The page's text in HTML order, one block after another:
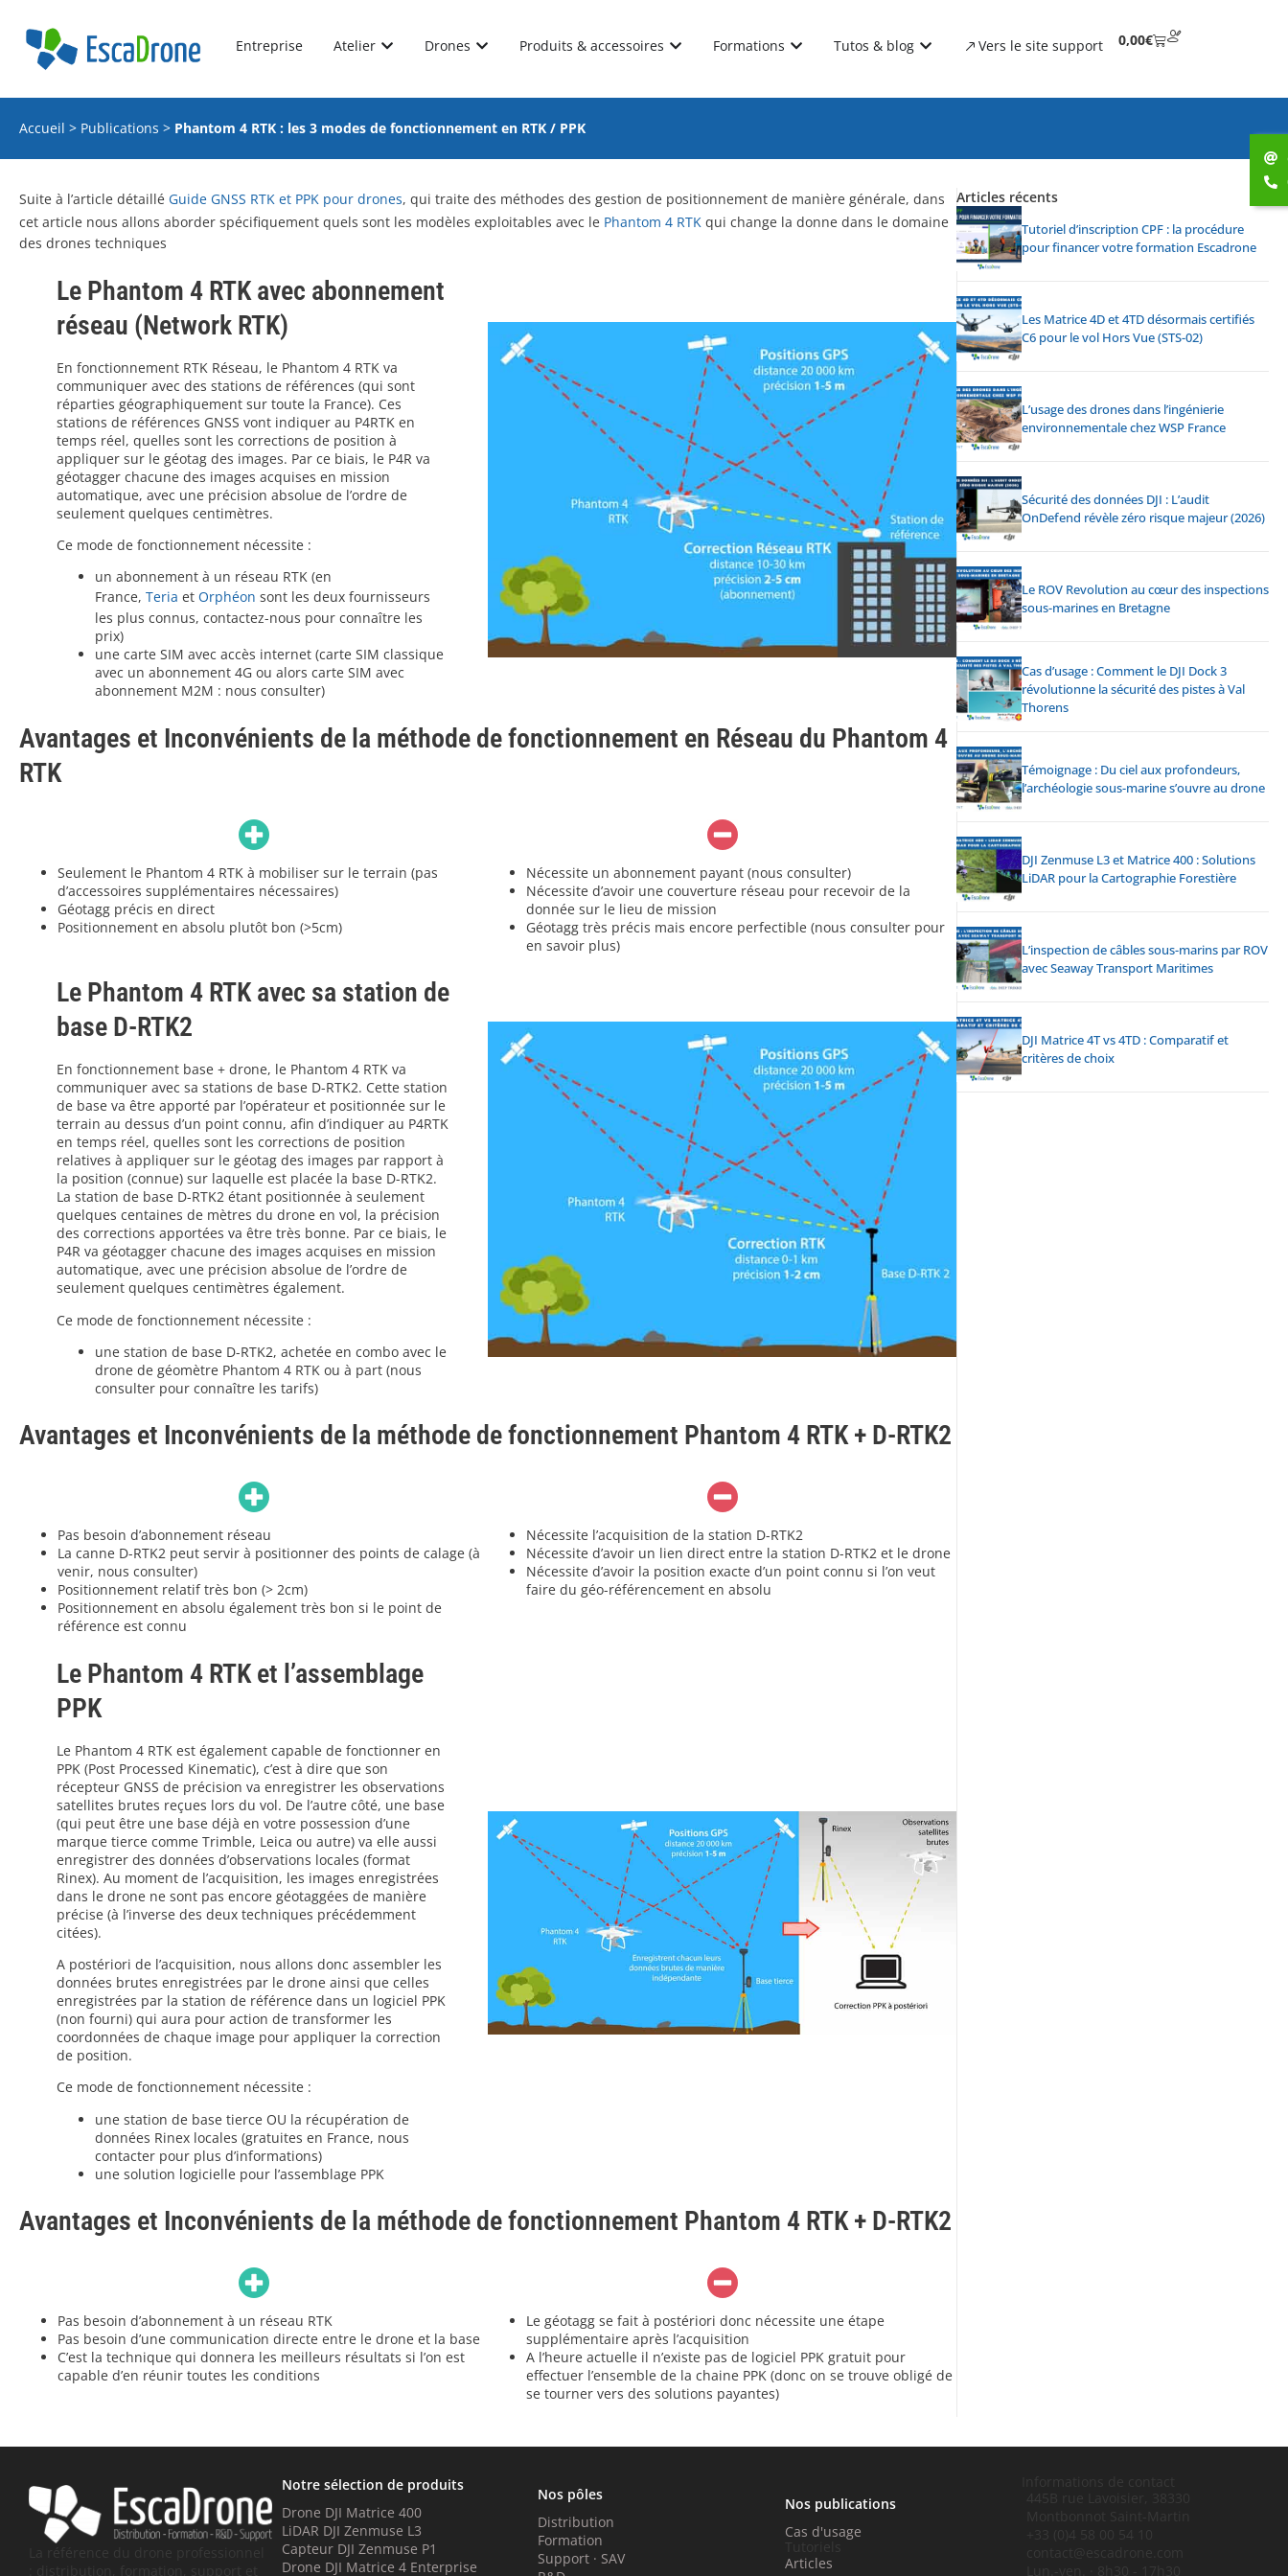
Entreprise Atelier Drones Produits & accessoires Formations Tutos & blog Vers le site support 0,00€
Accueil > Publications > Phantom 4 RTK : les 3 modes de fonctionnement en RTK / PPK
Suite à l’article détaillé Guide GNSS RTK et PPK pour drones, qui traite des méthodes des gestion de positionnement de manière générale, dans
cet article nous allons aborder spécifiquement quels sont les modèles exploitables avec le Phantom 4 RTK qui change la donne dans le domaine
des drones techniques
Le Phantom 4 RTK avec abonnement
réseau (Network RTK)
En fonctionnement RTK Réseau, le Phantom 4 RTK va
communiquer avec des stations de références (qui sont
réparties géographiquement sur toute la France). Ces
stations de références GNSS vont indiquer au P4RTK en
temps réel, quelles sont les corrections de position à
appliquer sur le géotag des images. Par ce biais, le P4R va
géotagger chacune des images acquises en mission
automatique, avec une précision absolue de l’ordre de
seulement quelques centimètres.
Ce mode de fonctionnement nécessite :
un abonnement à un réseau RTK (en
France,Teria etOrphéon sont les deux fournisseurs
les plus connus, contactez-nous pour connaître les
prix)
une carte SIM avec accès internet (carte SIM classique
avec un abonnement 4G ou alors carte SIM avec
abonnement M2M : nous consulter)
Avantages et Inconvénients de la méthode de fonctionnement en Réseau du Phantom 4
RTK
Seulement le Phantom 4 RTK à mobiliser sur le terrain (pas
d’accessoires supplémentaires nécessaires)
Géotagg précis en direct
Positionnement en absolu plutôt bon (>5cm)
Nécessite un abonnement payant (nous consulter)
Nécessite d’avoir une couverture réseau pour recevoir de la
donnée sur le lieu de mission
Géotagg très précis mais encore perfectible (nous consulter pour
en savoir plus)
Le Phantom 4 RTK avec sa station de
base D-RTK2
En fonctionnement base + drone, le Phantom 4 RTK va
communiquer avec sa stations de base D-RTK2. Cette station
de base va être apporté par l’opérateur et positionnée sur le
terrain au dessus d’un point connu, afin d’indiquer au P4RTK
en temps réel, quelles sont les corrections de position
relatives à appliquer sur le géotag des images par rapport à
la position (connue) sur laquelle est placée la base D-RTK2.
La station de base D-RTK2 étant positionnée à seulement
quelques centaines de mètres du drone en vol, la précision
des corrections apportées va être très bonne. Par ce biais, le
P4R va géotagger chacune des images acquises en mission
automatique, avec une précision absolue de l’ordre de
seulement quelques centimètres également.
Ce mode de fonctionnement nécessite :
une station de base D-RTK2, achetée en combo avec le
drone de géomètre Phantom 4 RTK ou à part (nous
consulter pour connaître les tarifs)
Avantages et Inconvénients de la méthode de fonctionnement Phantom 4 RTK + D-RTK2
Pas besoin d’abonnement réseau
La canne D-RTK2 peut servir à positionner des points de calage (à
venir, nous consulter)
Positionnement relatif très bon (> 2cm)
Positionnement en absolu également très bon si le point de
référence est connu
Nécessite l’acquisition de la station D-RTK2
Nécessite d’avoir un lien direct entre la station D-RTK2 et le drone
Nécessite d’avoir la position exacte d’un point connu si l’on veut
faire du géo-référencement en absolu
Le Phantom 4 RTK et l’assemblage
PPK
Le Phantom 4 RTK est également capable de fonctionner en
PPK (Post Processed Kinematic), c’est à dire que son
récepteur GNSS de précision va enregistrer les observations
satellites brutes reçues lors du vol. De l’autre côté, une base
(qui peut être une base déjà en votre possession d’une
marque tierce comme Trimble, Leica ou autre) va elle aussi
enregistrer des données d’observations locales (format
Rinex). Au moment de l’acquisition, les images enregistrées
dans le drone ne sont pas encore géotaggées de manière
précise (à l’inverse des deux techniques précédemment
citées).
A postériori de l’acquisition, nous allons donc assembler les
données brutes enregistrées par le drone ainsi que celles
enregistrées par la station de référence dans un logiciel PPK
(non fourni) qui aura pour action de transformer les
coordonnées de chaque image pour appliquer la correction
de position.
Ce mode de fonctionnement nécessite :
une station de base tierce OU la récupération de
données Rinex locales (gratuites en France, nous
contacter pour plus d’informations)
une solution logicielle pour l’assemblage PPK
Avantages et Inconvénients de la méthode de fonctionnement Phantom 4 RTK + D-RTK2
Pas besoin d’abonnement à un réseau RTK
Pas besoin d’une communication directe entre le drone et la base
C’est la technique qui donnera les meilleurs résultats si l’on est
capable d’en réunir toutes les conditions
Le géotagg se fait à postériori donc nécessite une étape
supplémentaire après l’acquisition
A l’heure actuelle il n’existe pas de logiciel PPK gratuit pour
effectuer l’ensemble de la chaine PPK (donc on se trouve obligé de
se tourner vers des solutions payantes)
Articles récents
Tutoriel d’inscription CPF : la procédure
pour financer votre formation Escadrone
Les Matrice 4D et 4TD désormais certifiés
C6 pour le vol Hors Vue (STS-02)
L’usage des drones dans l’ingénierie
environnementale chez WSP France
Sécurité des données DJI : L’audit
OnDefend révèle zéro risque majeur (2026)
Le ROV Revolution au cœur des inspections
sous-marines en Bretagne
Cas d’usage : Comment le DJI Dock 3
révolutionne la sécurité des pistes à Val
Thorens
Témoignage : Du ciel aux profondeurs,
l’archéologie sous-marine s’ouvre au drone
DJI Zenmuse L3 et Matrice 400 : Solutions
LiDAR pour la Cartographie Forestière
L’inspection de câbles sous-marins par ROV
avec Seaway Transport Maritimes
DJI Matrice 4T vs 4TD : Comparatif et
critères de choix
Notre sélection de produits
Drone DJI Matrice 400
LiDAR DJI Zenmuse L3
Capteur DJI Zenmuse P1
Drone DJI Matrice 4 Enterprise
Nos pôles
Distribution
Formation
Support · SAV
Nos publications
Cas d'usage
Articles
445B rue Lavoisier, 38330
+33 (0)4 58 00 54 10
Lun.-ven. · 8h30 - 17h30